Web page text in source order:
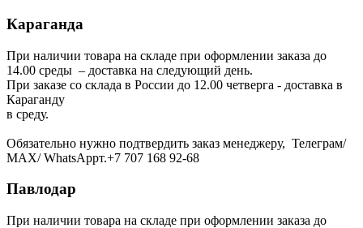
Караганда
При наличии товара на складе при оформлении заказа до
14.00 среды – доставка на следующий день.
При заказе со склада в России до 12.00 четверга - доставка в
Караганду
в среду.
Обязательно нужно подтвердить заказ менеджеру, Телеграм/
МАХ/ WhatsAppт.+7 707 168 92-68
Павлодар
При наличии товара на складе при оформлении заказа до